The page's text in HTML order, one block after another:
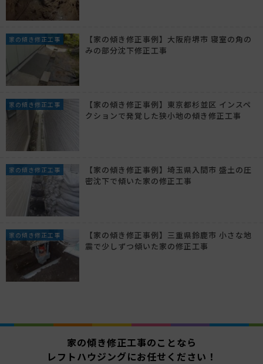
家の傾き修正工事
【家の傾き修正事例】大阪府堺市 寝室の角の
みの部分沈下修正工事
家の傾き修正工事
【家の傾き修正事例】東京都杉並区 インスペ
クションで発覚した狭小地の傾き修正工事
家の傾き修正工事
【家の傾き修正事例】埼玉県入間市 盛土の圧
密沈下で傾いた家の修正工事
家の傾き修正工事
【家の傾き修正事例】三重県鈴鹿市 小さな地
震で少しずつ傾いた家の修正工事
家の傾き修正工事のことなら
レフトハウジングにお任せください！